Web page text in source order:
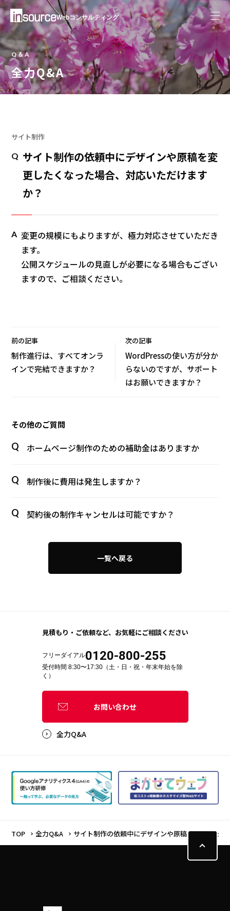
Webコンサルティング
Q＆A
全力Q&A
サイト制作
Q サイト制作の依頼中にデザインや原稿を変
更したくなった場合、対応いただけます
か？
A 変更の規模にもよりますが、極力対応させていただき
ます。
公開スケジュールの見直しが必要になる場合もござい
ますので、ご相談ください。
前の記事
制作進行は、すべてオンラ
インで完結できますか？
次の記事
WordPressの使い方が分か
らないのですが、サポート
はお願いできますか？
その他のご質問
ホームページ制作のための補助金はありますか
制作後に費用は発生しますか？
契約後の制作キャンセルは可能ですか？
一覧へ戻る
見積もり・ご依頼など、 お気軽にご相談ください
フリーダイアル0120-800-255
受付時間 8:30〜17:30（土・日・祝・年末年始を除
く）
お問い合わせ
全力Q&A
TOP 全力Q&A サイト制作の依頼中にデザインや原稿を変更した